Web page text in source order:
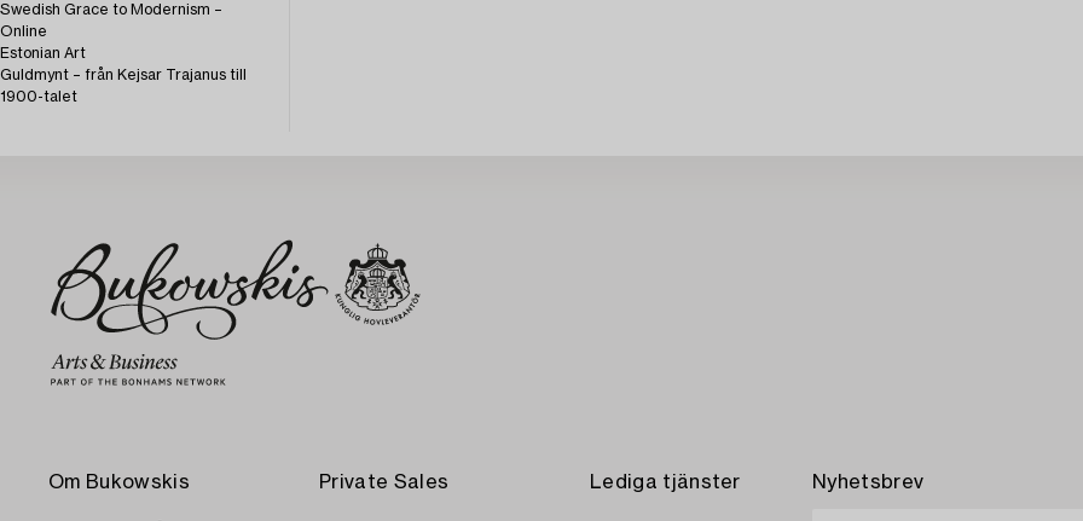
Swedish Grace to Modernism –
Online
Estonian Art
Guldmynt – från Kejsar Trajanus till
1900-talet
Om Bukowskis Private Sales Lediga tjänster Nyhetsbrev